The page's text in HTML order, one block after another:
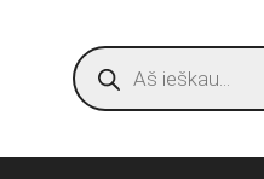
Products
search